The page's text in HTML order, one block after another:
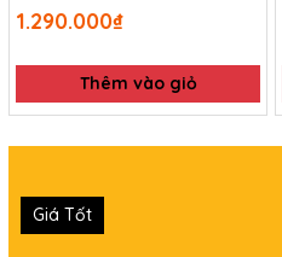
1.290.000₫
Thêm vào giỏ
Giá Tốt